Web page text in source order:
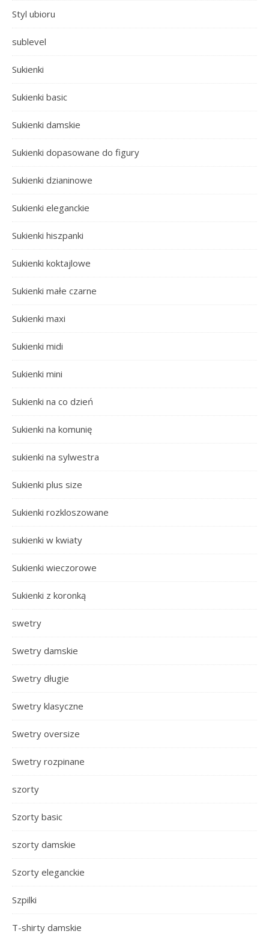
Styl ubioru
sublevel
Sukienki
Sukienki basic
Sukienki damskie
Sukienki dopasowane do figury
Sukienki dzianinowe
Sukienki eleganckie
Sukienki hiszpanki
Sukienki koktajlowe
Sukienki małe czarne
Sukienki maxi
Sukienki midi
Sukienki mini
Sukienki na co dzień
Sukienki na komunię
sukienki na sylwestra
Sukienki plus size
Sukienki rozkloszowane
sukienki w kwiaty
Sukienki wieczorowe
Sukienki z koronką
swetry
Swetry damskie
Swetry długie
Swetry klasyczne
Swetry oversize
Swetry rozpinane
szorty
Szorty basic
szorty damskie
Szorty eleganckie
Szpilki
T-shirty damskie